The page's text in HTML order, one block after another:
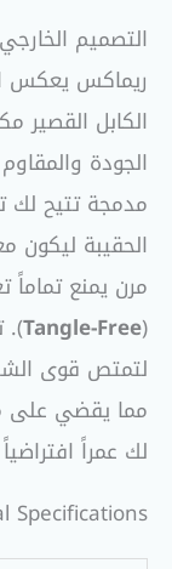
ريماكس يعكس
الكابل القصير
الجودة
مدمجة تتيح لك
الحقيبة ليكون
مرن يمنع
(
Tangle-Free
).
لتمتص قوى
مما يقضي على
لك عمراً
Specifications